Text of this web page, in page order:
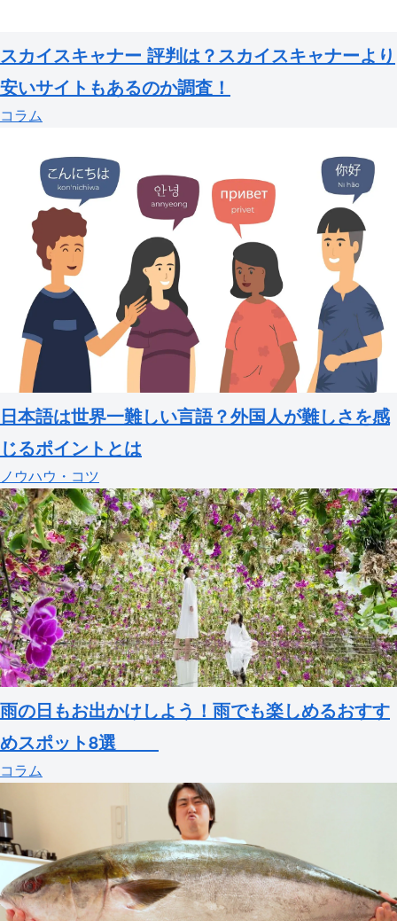
スカイスキャナー 評判は？スカイスキャナーより
安いサイトもあるのか調査！
コラム
日本語は世界一難しい言語？外国人が難しさを感
じるポイントとは
ノウハウ・コツ
雨の日もお出かけしよう！雨でも楽しめるおすす
めスポット8選
コラム